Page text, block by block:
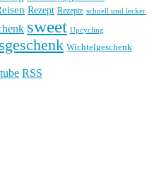
Rezept Rezepte schnell und lecker
sweet Upcycling
Wichtelgeschenk
RSS